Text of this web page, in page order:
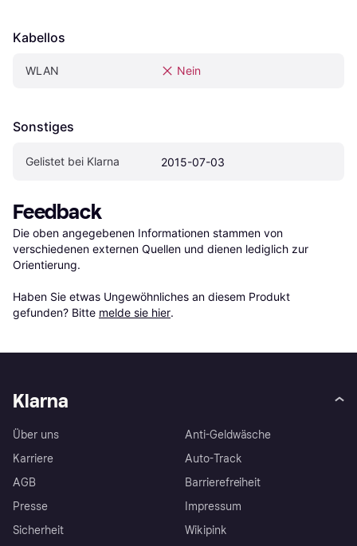
Kabellos
WLAN Nein
Sonstiges
Gelistet bei Klarna 2015-07-03
Feedback
Die oben angegebenen Informationen stammen von
verschiedenen externen Quellen und dienen lediglich zur
Orientierung.
Haben Sie etwas Ungewöhnliches an diesem Produkt
gefunden? Bitte melde sie hier.
Klarna
Über uns
Karriere
AGB
Presse
Sicherheit
Anti-Geldwäsche
Auto-Track
Barrierefreiheit
Impressum
Wikipink